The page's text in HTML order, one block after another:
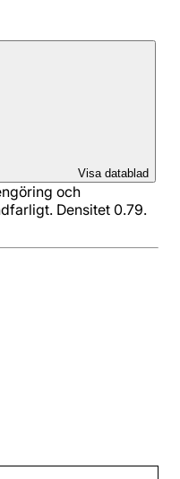
Visa datablad
och
Densitet 0.79.